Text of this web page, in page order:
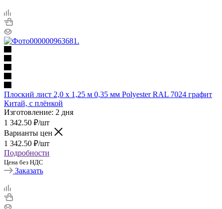
Плоский лист 2,0 х 1,25 м 0,35 мм Polyester RAL 7024 графит
Китай, с плёнкой
Изготовление: 2 дня
1 342.50 ₽/шт
Варианты цен
1 342.50 ₽/шт
Подробности
Цена без НДС
Заказать